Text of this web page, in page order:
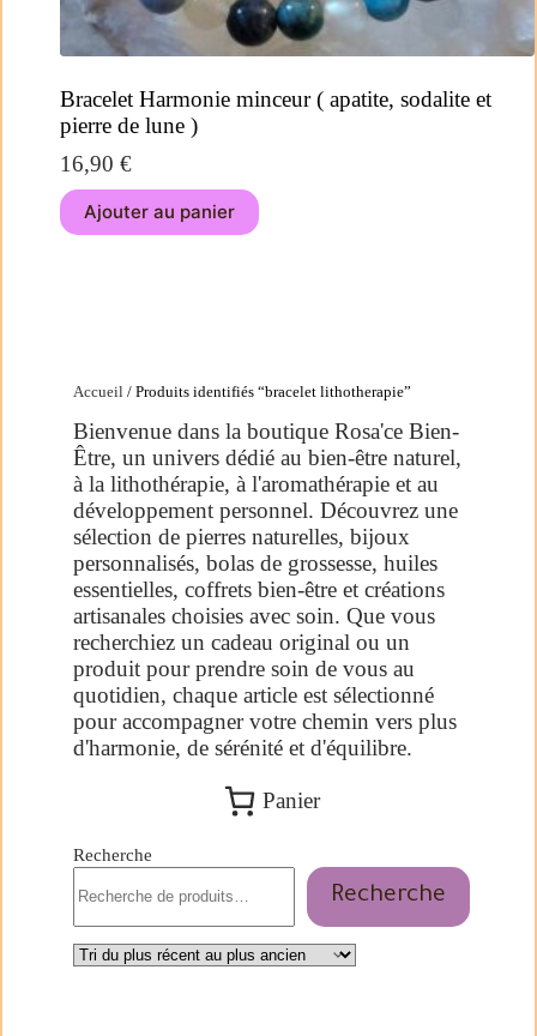
Bracelet Harmonie minceur ( apatite, sodalite et
pierre de lune )
16,90 €
Ajouter au panier
Accueil / Produits identifiés “bracelet lithotherapie”
Bienvenue dans la boutique Rosa'ce Bien-
Être, un univers dédié au bien-être naturel,
à la lithothérapie, à l'aromathérapie et au
développement personnel. Découvrez une
sélection de pierres naturelles, bijoux
personnalisés, bolas de grossesse, huiles
essentielles, coffrets bien-être et créations
artisanales choisies avec soin. Que vous
recherchiez un cadeau original ou un
produit pour prendre soin de vous au
quotidien, chaque article est sélectionné
pour accompagner votre chemin vers plus
d'harmonie, de sérénité et d'équilibre.
Panier
Recherche
Recherche